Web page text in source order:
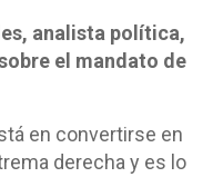
analista política,
el mandato de
en convertirse en
derecha y es lo